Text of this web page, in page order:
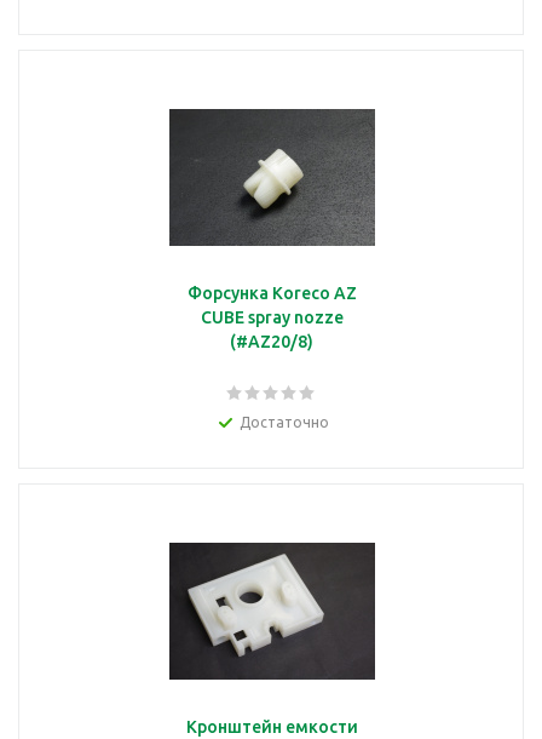
Форсунка Koreco AZ
CUBE spray nozze
(#AZ20/8)
Достаточно
Кронштейн емкости